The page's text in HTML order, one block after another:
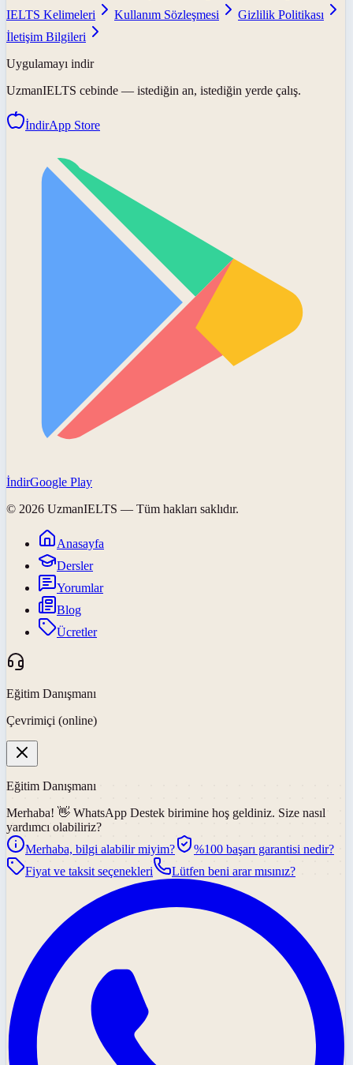
IELTS Kelimeleri
Kullanım Sözleşmesi
Gizlilik Politikası
İletişim Bilgileri
Uygulamayı indir
UzmanIELTS cebinde — istediğin an, istediğin yerde çalış.
İndirApp Store
İndirGoogle Play
© 2026 UzmanIELTS — Tüm hakları saklıdır.
Anasayfa
Dersler
Yorumlar
Blog
Ücretler
Eğitim Danışmanı
Çevrimiçi (online)
Eğitim Danışmanı
Merhaba! 👋 WhatsApp Destek birimine hoş geldiniz. Size nasıl
yardımcı olabiliriz?
Merhaba, bilgi alabilir miyim?
%100 başarı garantisi nedir?
Fiyat ve taksit seçenekleri
Lütfen beni arar mısınız?